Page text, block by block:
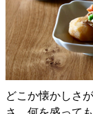
どこか懐かしさ